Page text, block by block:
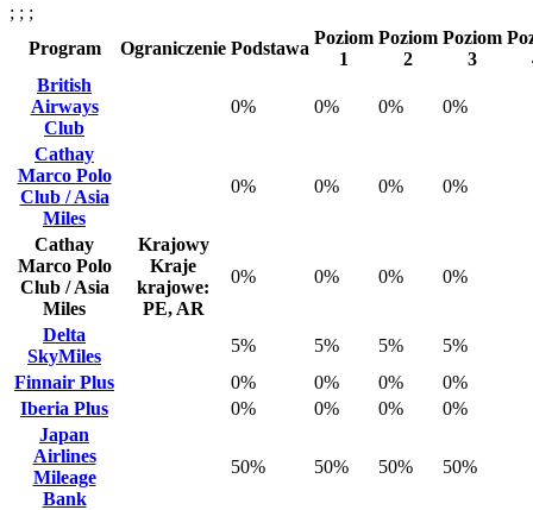
; ; ;
Program
Ograniczenie Podstawa
Poziom
1
Poziom
2
Poziom
3
British
Airways
Club
0% 0% 0% 0%
Cathay
Marco Polo
Club / Asia
Miles
0% 0% 0% 0%
Cathay
Marco Polo
Club / Asia
Miles
Krajowy
Kraje
krajowe:
PE, AR
0% 0% 0% 0%
Delta
SkyMiles
5% 5% 5%
5%
Finnair Plus
0% 0% 0%
0%
Iberia Plus
0% 0% 0%
0%
Japan
Airlines
Mileage
Bank
50% 50% 50% 50%